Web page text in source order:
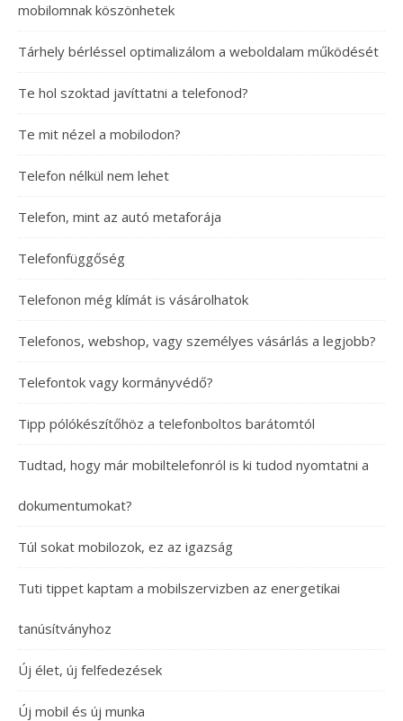
mobilomnak köszönhetek
Tárhely bérléssel optimalizálom a weboldalam működését
Te hol szoktad javíttatni a telefonod?
Te mit nézel a mobilodon?
Telefon nélkül nem lehet
Telefon, mint az autó metaforája
Telefonfüggőség
Telefonon még klímát is vásárolhatok
Telefonos, webshop, vagy személyes vásárlás a legjobb?
Telefontok vagy kormányvédő?
Tipp pólókészítőhöz a telefonboltos barátomtól
Tudtad, hogy már mobiltelefonról is ki tudod nyomtatni a
dokumentumokat?
Túl sokat mobilozok, ez az igazság
Tuti tippet kaptam a mobilszervizben az energetikai
tanúsítványhoz
Új élet, új felfedezések
Új mobil és új munka